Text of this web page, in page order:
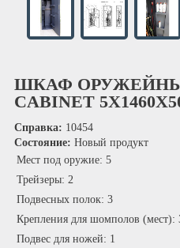
ШКАФ
CABINET
Справка: 10454
Состояние: Новый продукт
Мест под оружие: 5
Трейзеры: 2
Подвесных полок: 3
Крепления для шомполов (мест):
Подвес для ножей: 1